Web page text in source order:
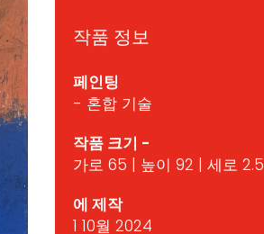
작품 정보
페인팅
- 혼합 기술
작품 크기 -
가로 65 | 높이 92 | 세로 2.5
에 제작
1 10월 2024